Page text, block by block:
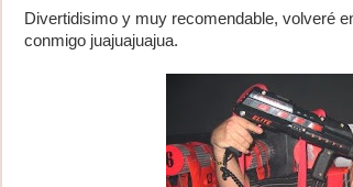
Divertidisimo y muy recomendable, volveré
conmigo juajuajuajua.